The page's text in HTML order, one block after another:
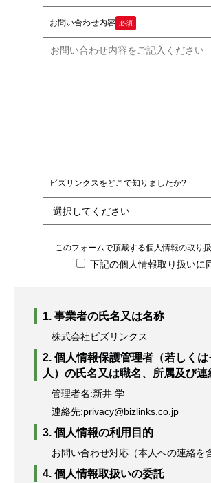
お問い合わせ内容 必須
ビズリンクスをどこで知りましたか?
このフォームで頂戴する個人情報の取り
下記の個人情報取り扱いに
1. 事業者の氏名又は名称
株式会社ビズリンクス
2. 個人情報保護管理者（若しくは
人）の氏名又は職名、所属及び連
管理者名:新井 学
連絡先:privacy@bizlinks.co.jp
3. 個人情報の利用目的
お問い合わせ対応（本人への連絡を
4. 個人情報取扱いの委託